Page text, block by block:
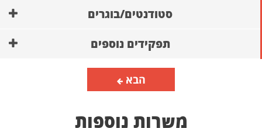
סטודנטים/בוגרים
תפקידים נוספים
הבא
משרות נוספות